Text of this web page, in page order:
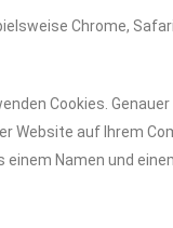
Chrome,
Cookies.
Website auf Ihrem
Namen und